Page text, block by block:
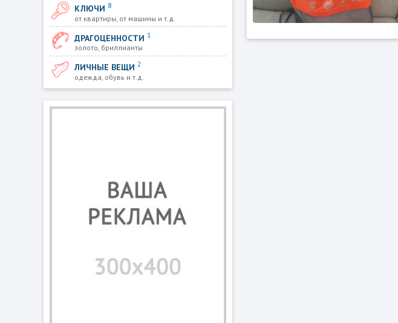
КЛЮЧИ 8
от квартиры, от машины и т.д.
ДРАГОЦЕННОСТИ 1
золото, бриллианты
ЛИЧНЫЕ ВЕЩИ 2
одежда, обувь и т.д.